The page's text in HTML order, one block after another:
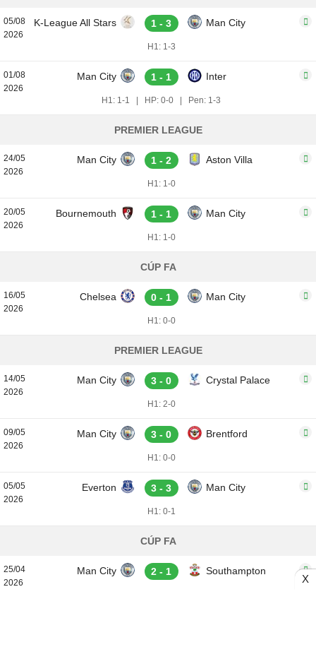
05/08
2026
K-League All Stars 1 - 3 Man City
H1: 1-3
01/08
2026
Man City 1 - 1 Inter
H1: 1-1 HP: 0-0 Pen: 1-3
PREMIER LEAGUE
24/05
2026
Man City 1 - 2 Aston Villa
H1: 1-0
20/05
2026
Bournemouth 1 - 1 Man City
H1: 1-0
CÚP FA
16/05
2026
Chelsea 0 - 1 Man City
H1: 0-0
PREMIER LEAGUE
14/05
2026
Man City 3 - 0 Crystal Palace
H1: 2-0
09/05
2026
Man City 3 - 0 Brentford
H1: 0-0
05/05
2026
Everton 3 - 3 Man City
H1: 0-1
CÚP FA
25/04
2026
Man City 2 - 1 Southampton
X